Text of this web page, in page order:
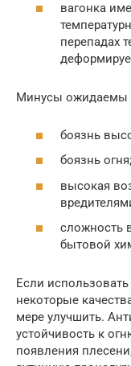
вагонка
перепадах
Минусы ожидаемы
боязнь
боязнь огня;
высокая
сложность
бытовой
Если
некоторые
мере улучшить.
устойчивость к
появления